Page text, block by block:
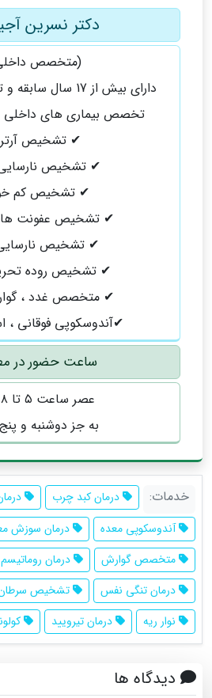
دکتر نسرین
(متخصص
دارای بیش از 17
تخصص بیماری های داخلی
✔ تشخیص
✔ تشخیص
✔ تشخیص کم
✔ تشخیص عفونت
✔ تشخیص
✔ تشخیص روده
✔ متخصص غدد ،
✔آندوسکوپی فوقانی ،
ساعت حضور در
عصر ساعت ۵ تا ۸ شب
به جز دوشنبه و
خدمات: درمان کبد چرب
آندوسکوپی معده
درمان سوزش
متخصص گوارش
درمان روماتیسم
درمان تنگی نفس
تشخیص
نوار ریه
درمان تیرویید
دیدگاه ها